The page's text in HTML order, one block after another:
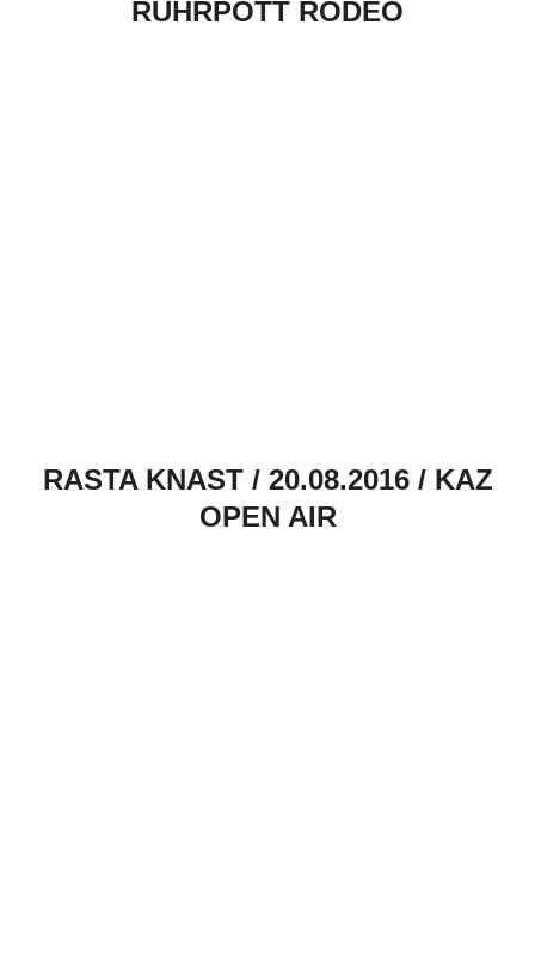
RUHRPOTT RODEO
RASTA KNAST / 20.08.2016 / KAZ
OPEN AIR